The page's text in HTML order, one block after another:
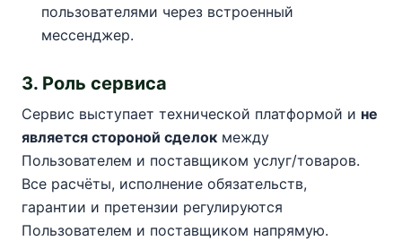
пользователями через встроенный
мессенджер.
3. Роль сервиса
Сервис выступает технической платформой и не
является стороной сделок между
Пользователем и поставщиком услуг/товаров.
Все расчёты, исполнение обязательств,
гарантии и претензии регулируются
Пользователем и поставщиком напрямую.